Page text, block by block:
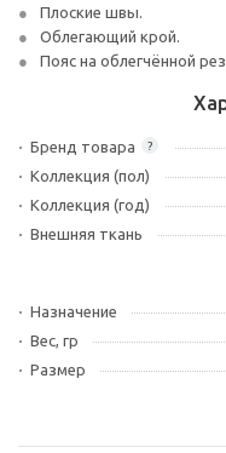
Плоские швы.
Облегающий крой.
Пояс на облегчённой
?
Бренд товара
Коллекция (пол)
Коллекция (год)
Внешняя ткань
Назначение
Вес, гр
Размер